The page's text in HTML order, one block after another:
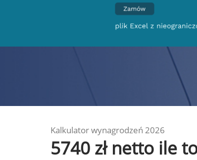
Kalkulator wynagrodzeń 2026
5740 zł netto ile